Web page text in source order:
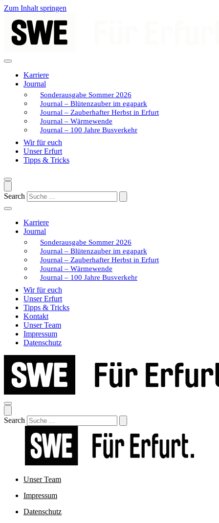
Zum Inhalt springen
Karriere
Journal
Sonderausgabe Sommer 2026
Journal – Blütenzauber im egapark
Journal – Zauberhafter Herbst in Erfurt
Journal – Wärmewende
Journal – 100 Jahre Busverkehr
Wir für euch
Unser Erfurt
Tipps & Tricks
Search
Karriere
Journal
Sonderausgabe Sommer 2026
Journal – Blütenzauber im egapark
Journal – Zauberhafter Herbst in Erfurt
Journal – Wärmewende
Journal – 100 Jahre Busverkehr
Wir für euch
Unser Erfurt
Tipps & Tricks
Kontakt
Unser Team
Impressum
Datenschutz
Search
Unser Team
Impressum
Datenschutz